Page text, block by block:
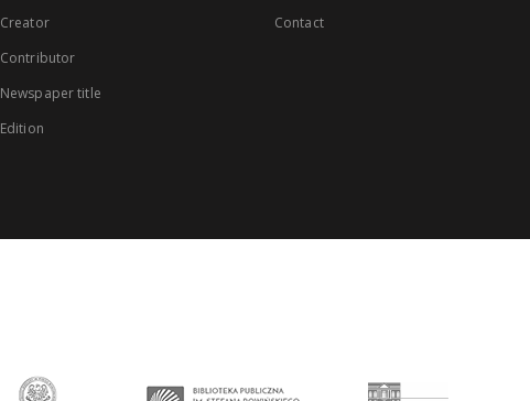
Creator
Contributor
Newspaper title
Edition
Contact